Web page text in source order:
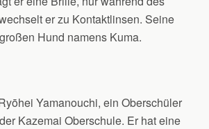
er zu Kontaktlinsen. Seine
Hund namens Kuma.
Yamanouchi, ein Oberschüler
Kazemai Oberschule. Er hat eine